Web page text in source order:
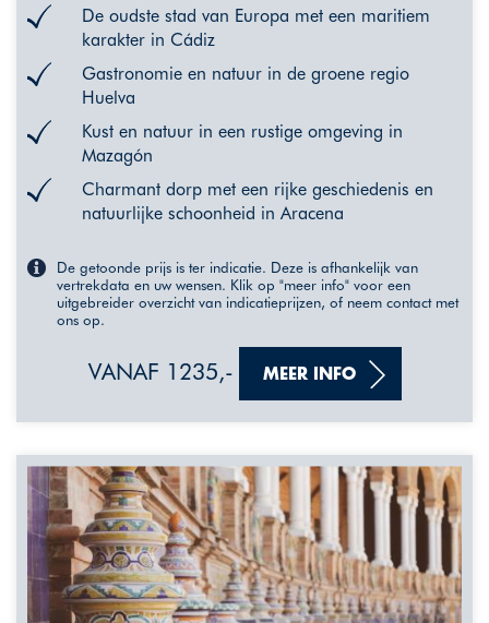
De oudste stad van Europa met een maritiem
karakter in Cádiz
Gastronomie en natuur in de groene regio
Huelva
Kust en natuur in een rustige omgeving in
Mazagón
Charmant dorp met een rijke geschiedenis en
natuurlijke schoonheid in Aracena
De getoonde prijs is ter indicatie. Deze is afhankelijk van
vertrekdata en uw wensen. Klik op "meer info" voor een
uitgebreider overzicht van indicatieprijzen, of neem contact met
ons op.
VANAF 1235,- MEER INFO